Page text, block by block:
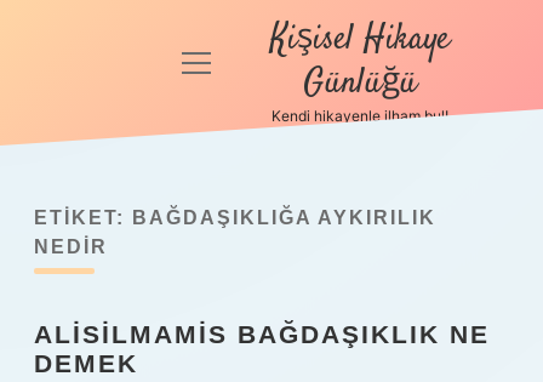
Anasayfa
Politikası
Yasal Uyarı
Hakkımızda
menüyü
Kişisel Hikaye
Günlüğü
Kendi hikayenle ilham bul!
ETIKET:
BAĞDAŞIKLIĞA AYKIRILIK
NEDIR
ALISILMAMIS BAĞDAŞIKLIK NE
DEMEK